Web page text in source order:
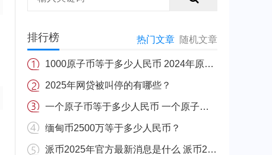
排行榜 热门文章 随机文章
1000原子币等于多少人民币 2024年原子币最新价格介绍一览
2025年网贷被叫停的有哪些？
一个原子币等于多少人民币 一个原子币价格介绍
缅甸币2500万等于多少人民币？
派币2025年官方最新消息是什么 派币2025年官方最新消息真实分享